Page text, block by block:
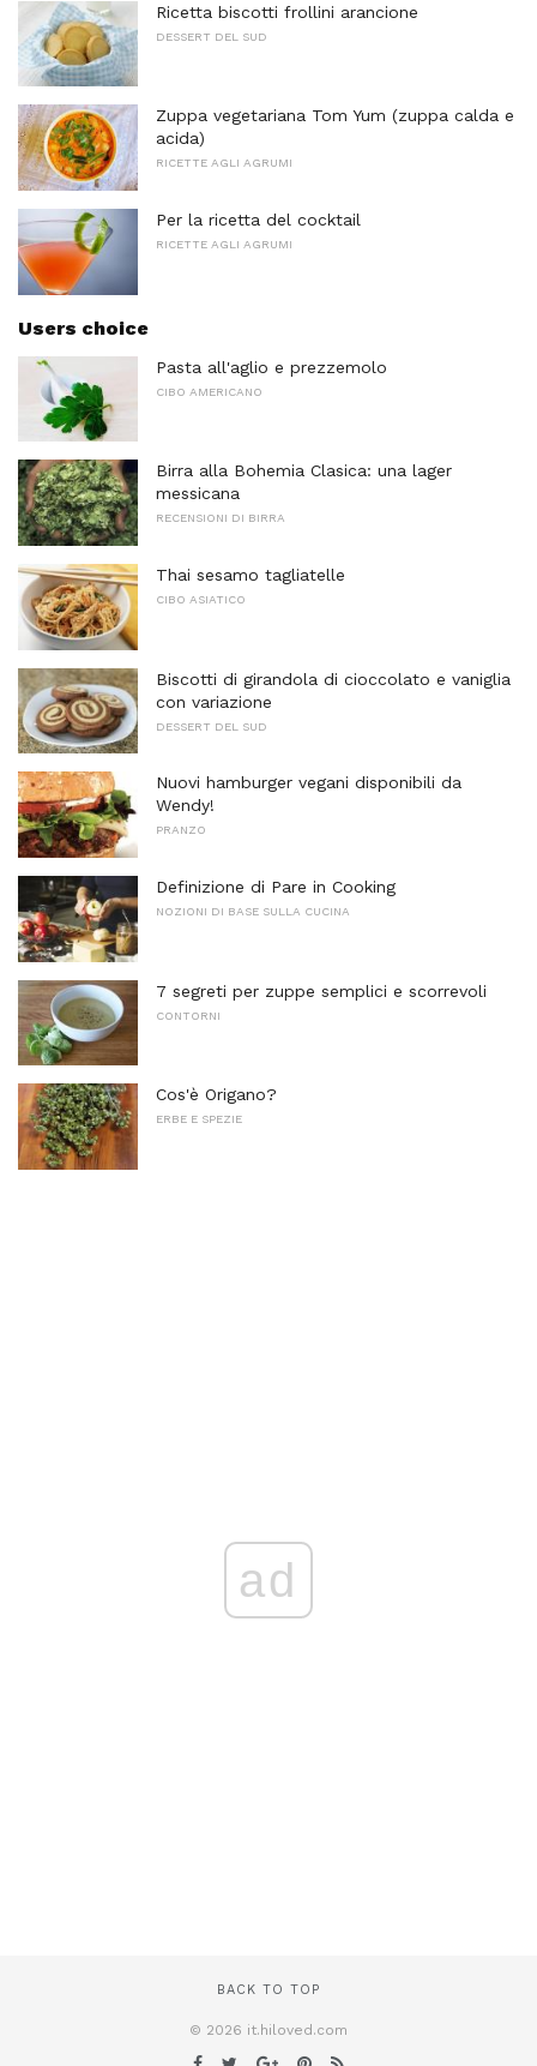
Ricetta biscotti frollini arancione
DESSERT DEL SUD
Zuppa vegetariana Tom Yum (zuppa calda e
acida)
RICETTE AGLI AGRUMI
Per la ricetta del cocktail
RICETTE AGLI AGRUMI
Users choice
Pasta all'aglio e prezzemolo
CIBO AMERICANO
Birra alla Bohemia Clasica: una lager
messicana
RECENSIONI DI BIRRA
Thai sesamo tagliatelle
CIBO ASIATICO
Biscotti di girandola di cioccolato e vaniglia
con variazione
DESSERT DEL SUD
Nuovi hamburger vegani disponibili da
Wendy!
PRANZO
Definizione di Pare in Cooking
NOZIONI DI BASE SULLA CUCINA
7 segreti per zuppe semplici e scorrevoli
CONTORNI
Cos'è Origano?
ERBE E SPEZIE
ad
BACK TO TOP
© 2026 it.hiloved.com